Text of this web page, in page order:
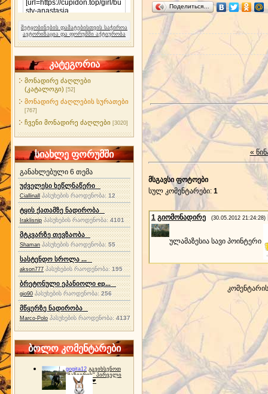
შეტყობინების დამატებისთვის საჭიროა
ავტორიზაცია და ფორუმში აქტიურობა
კატეგორია
მონადირე ძაღლები
(კატალოგი) [52]
მონადირე ძაღლების სურათები
[767]
ჩვენი მონადირე ძაღლები [3020]
სიახლე ფორუმში
განახლებული 6 თემა
უძველესი ხეწლნაწერი
Ciallinall პასუხების რაოდენობა:12
ტყის ქათამზე ნადირობა
Iraklisnip პასუხების რაოდენობა: 4101
მტკვარზე თევზაობა
Shaman პასუხების რაოდენობა:55
სასტენდო სროლა ...
akson777 პასუხების რაოდენობა:195
ბრეტონული ეპანიოლი ep...
gio90 პასუხების რაოდენობა:256
მწყერზე ნადირობა
Marco-Polo პასუხების რაოდენობა:4137
ბოლო კომენტარები
gogita12 გავიხსენოთ
"ბაზიერის" პირველი
ტურნირი ❤
Поделиться…
«
მსგავსი ფოტოები
სულ კომენტარები: 1
1 გიომონადირე (30.05.2012 21:24:28)
ულამაზესია სავი პოინტერი